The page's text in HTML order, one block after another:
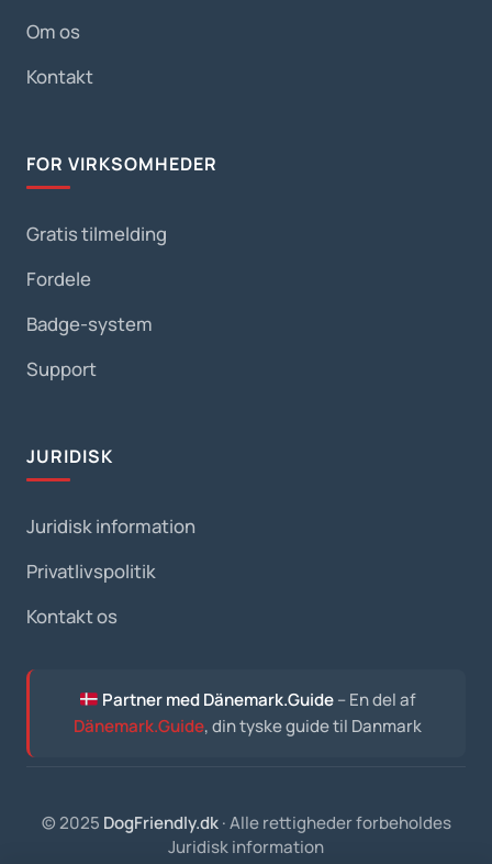
Om os
Kontakt
FOR VIRKSOMHEDER
Gratis tilmelding
Fordele
Badge-system
Support
JURIDISK
Juridisk information
Privatlivspolitik
Kontakt os
Partner med Dänemark.Guide– En del af
Dänemark.Guide, din tyske guide til Danmark
© 2025 DogFriendly.dk· Alle rettigheder forbeholdes
Juridisk information